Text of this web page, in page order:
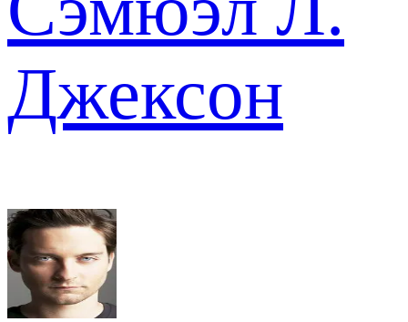
Джексон